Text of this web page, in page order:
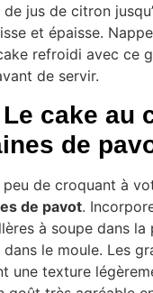
jus de citron
et épaisse.
refroidi avec ce
de servir.
cake au
de
de croquant à
de pavot.
à soupe dans la
le moule. Les
une texture